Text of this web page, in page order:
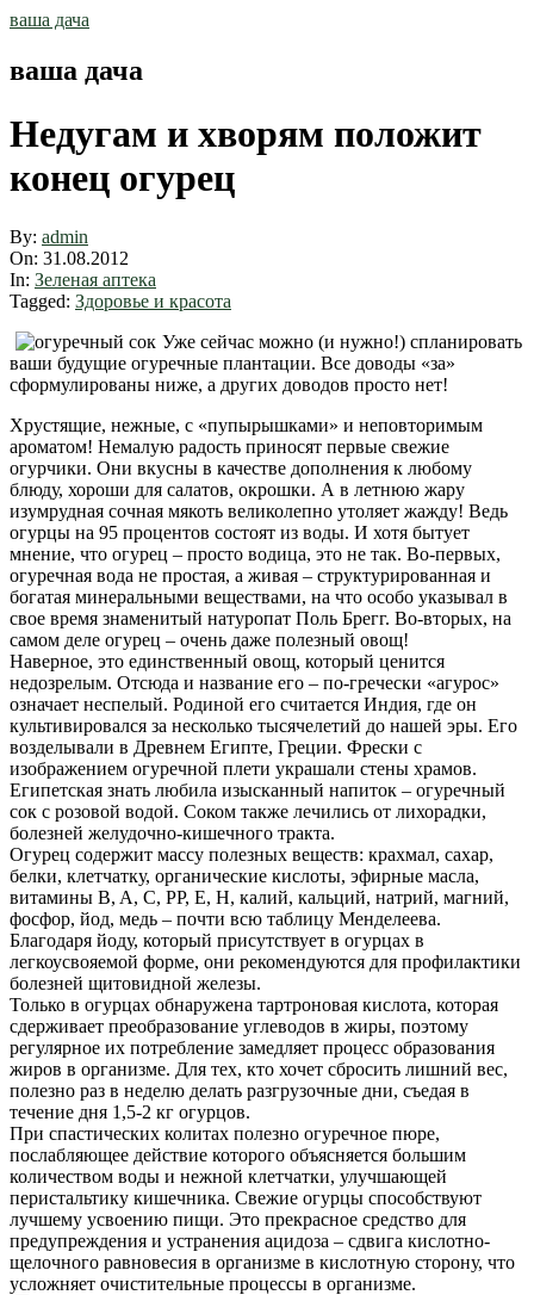
Skip
ваша дача
ваша дача
Недугам и хворям положит
конец огурец
By: admin
On: 31.08.2012
In: Зеленая аптека
Tagged: Здоровье и красота
Уже сейчас можно (и нужно!) спланировать
ваши будущие огуречные плантации. Все доводы «за»
сформулированы ниже, а других доводов просто нет!
Хрустящие, нежные, с «пупырышками» и неповторимым
ароматом! Немалую радость приносят первые свежие
огурчики. Они вкусны в качестве дополнения к любому
блюду, хороши для салатов, окрошки. А в летнюю жару
изумрудная сочная мякоть великолепно утоляет жажду! Ведь
огурцы на 95 процентов состоят из воды. И хотя бытует
мнение, что огурец – просто водица, это не так. Во-первых,
огуречная вода не простая, а живая – структурированная и
богатая минеральными веществами, на что особо указывал в
свое время знаменитый натуропат Поль Брегг. Во-вторых, на
самом деле огурец – очень даже полезный овощ!
Наверное, это единственный овощ, который ценится
недозрелым. Отсюда и название его – по-гречески «агурос»
означает неспелый. Родиной его считается Индия, где он
культивировался за несколько тысячелетий до нашей эры. Его
возделывали в Древнем Египте, Греции. Фрески с
изображением огуречной плети украшали стены храмов.
Египетская знать любила изысканный напиток – огуречный
сок с розовой водой. Соком также лечились от лихорадки,
болезней желудочно-кишечного тракта.
Огурец содержит массу полезных веществ: крахмал, сахар,
белки, клетчатку, органические кислоты, эфирные масла,
витамины B, A, C, PP, E, H, калий, кальций, натрий, магний,
фосфор, йод, медь – почти всю таблицу Менделеева.
Благодаря йоду, который присутствует в огурцах в
легкоусвояемой форме, они рекомендуются для профилактики
болезней щитовидной железы.
Только в огурцах обнаружена тартроновая кислота, которая
сдерживает преобразование углеводов в жиры, поэтому
регулярное их потребление замедляет процесс образования
жиров в организме. Для тех, кто хочет сбросить лишний вес,
полезно раз в неделю делать разгрузочные дни, съедая в
течение дня 1,5-2 кг огурцов.
При спастических колитах полезно огуречное пюре,
послабляющее действие которого объясняется большим
количеством воды и нежной клетчатки, улучшающей
перистальтику кишечника. Свежие огурцы способствуют
лучшему усвоению пищи. Это прекрасное средство для
предупреждения и устранения ацидоза – сдвига кислотно-
щелочного равновесия в организме в кислотную сторону, что
усложняет очистительные процессы в организме.